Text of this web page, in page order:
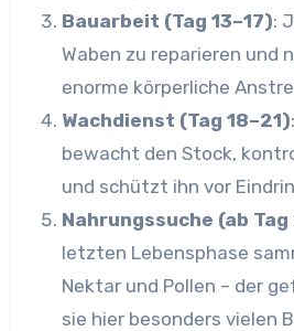
Bauarbeit (Tag 13–17):
Waben zu reparieren und
enorme körperliche
Wachdienst (Tag 18–21)
bewacht den Stock,
und schützt ihn vor
Nahrungssuche (ab
letzten Lebensphase
Nektar und Pollen – der
sie hier besonders vielen